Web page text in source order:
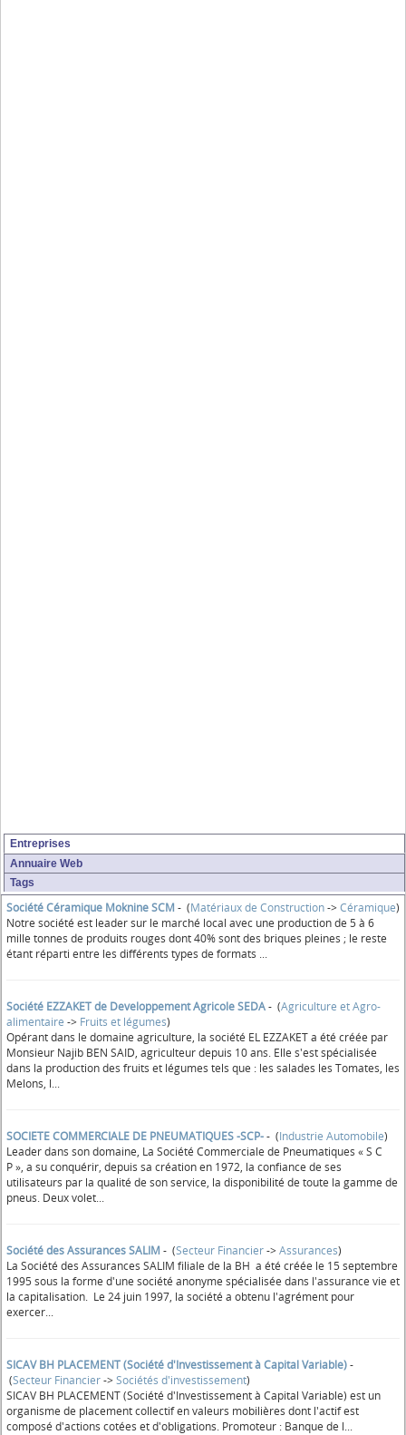
Entreprises
Annuaire Web
Tags
Société Céramique Moknine SCM - (Matériaux de Construction->Céramique)
Notre société est leader sur le marché local avec une production de 5 à 6
mille tonnes de produits rouges dont 40% sont des briques pleines ; le reste
étant réparti entre les différents types de formats ...
Société EZZAKET de Developpement Agricole SEDA- (Agriculture et Agro-
alimentaire -> Fruits et légumes)
Opérant dans le domaine agriculture, la société EL EZZAKET a été créée par
Monsieur Najib BEN SAID, agriculteur depuis 10 ans. Elle s'est spécialisée
dans la production des fruits et légumes tels que : les salades les Tomates, les
Melons, l...
SOCIETE COMMERCIALE DE PNEUMATIQUES -SCP-- (Industrie Automobile)
Leader dans son domaine, La Société Commerciale de Pneumatiques « S C
P », a su conquérir, depuis sa création en 1972, la confiance de ses
utilisateurs par la qualité de son service, la disponibilité de toute la gamme de
pneus. Deux volet...
Société des Assurances SALIM - (Secteur Financier->Assurances)
La Société des Assurances SALIM filiale de la BH a été créée le 15 septembre
1995 sous la forme d'une société anonyme spécialisée dans l'assurance vie et
la capitalisation. Le 24 juin 1997, la société a obtenu l'agrément pour
exercer...
SICAV BH PLACEMENT (Société d'Investissement à Capital Variable)-
(Secteur Financier->Sociétés d'investissement)
SICAV BH PLACEMENT (Société d'Investissement à Capital Variable) est un
organisme de placement collectif en valeurs mobilières dont l'actif est
composé d'actions cotées et d'obligations. Promoteur : Banque de l...